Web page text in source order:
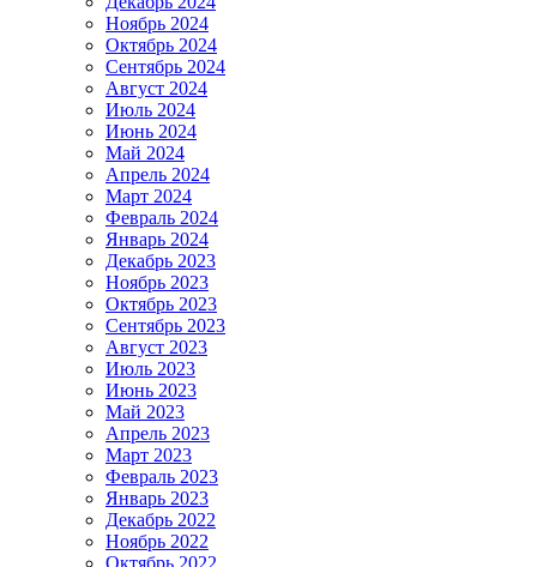
Ноябрь 2024
Октябрь 2024
Сентябрь 2024
Август 2024
Июль 2024
Июнь 2024
Май 2024
Апрель 2024
Март 2024
Февраль 2024
Январь 2024
Декабрь 2023
Ноябрь 2023
Октябрь 2023
Сентябрь 2023
Август 2023
Июль 2023
Июнь 2023
Май 2023
Апрель 2023
Март 2023
Февраль 2023
Январь 2023
Декабрь 2022
Ноябрь 2022
Октябрь 2022